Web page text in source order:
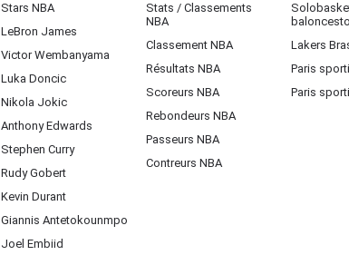
Stars NBA
LeBron James
Victor Wembanyama
Luka Doncic
Nikola Jokic
Anthony Edwards
Stephen Curry
Rudy Gobert
Kevin Durant
Giannis Antetokounmpo
Joel Embiid
Stats / Classements
NBA
Classement NBA
Résultats NBA
Scoreurs NBA
Rebondeurs NBA
Passeurs NBA
Contreurs NBA
Lakers
Paris
Paris